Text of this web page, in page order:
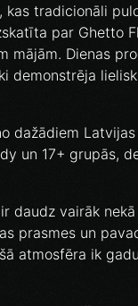
tradicionāli
par Ghetto
mājām. Dienas
demonstrēja
dažādiem
un 17+ grupās,
daudz vairāk
prasmes un
atmosfēra ik